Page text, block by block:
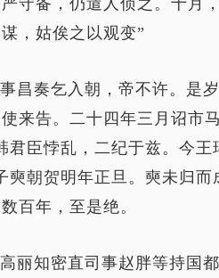
守备，仍遣人侦之。十月
，姑俟之以观变”
昌奏乞入朝，帝不许。是
来告。二十四年三月诏市
君臣悖乱，二纪于兹。今
奭朝贺明年正旦。奭未归
百年，至是绝。
丽知密直司事赵胖等持国